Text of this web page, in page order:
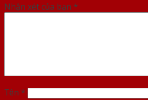
Nhận xét của bạn *
Tên *